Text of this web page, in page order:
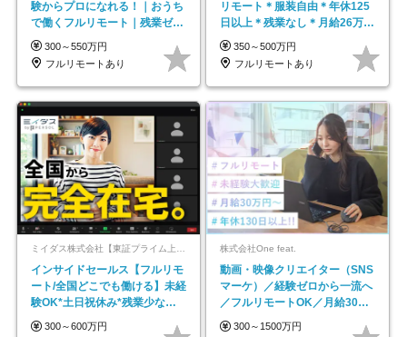
験からプロになれる！｜おうち
で働くフルリモート｜残業ゼロ
で18時退勤◎
300～550万円
フルリモートあり
リモート＊服装自由＊年休125
日以上＊残業なし＊月給26万円
以上
350～500万円
フルリモートあり
ミイダス株式会社【東証プライム上場パーソルグループ】
インサイドセールス【フルリモ
ート/全国どこでも働ける】未経
験OK*土日祝休み*残業少なめ*
在宅勤務手当あり
300～600万円
株式会社One feat.
動画・映像クリエイター（SNS
マーケ）／経験ゼロから一流へ
／フルリモートOK／月給30万
円～／年休130日以上
300～1500万円